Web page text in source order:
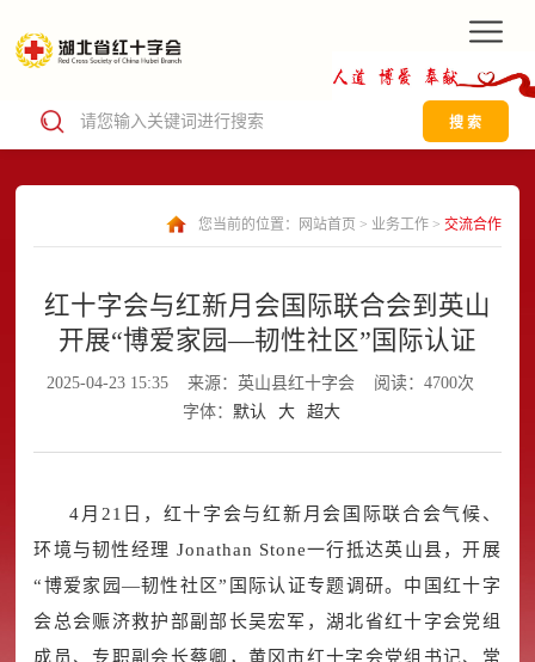
搜 索
您当前的位置： 网站首页 > 业务工作> 交流合作
红十字会与红新月会国际联合会到英山
开展“博爱家园—韧性社区”国际认证
2025-04-23 15:35 来源：英山县红十字会
阅读：4700次
字体： 默认 大 超大
4月21日，红十字会与红新月会国际联合会气候、
环境与韧性经理 Jonathan Stone一行抵达英山县，开展
“博爱家园—韧性社区”国际认证专题调研。中国红十字
会总会赈济救护部副部长吴宏军，湖北省红十字会党组
成员、专职副会长蔡卿，黄冈市红十字会党组书记、常